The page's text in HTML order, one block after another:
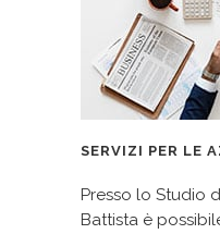
SERVIZI PER LE
Presso lo Studio
Battista è